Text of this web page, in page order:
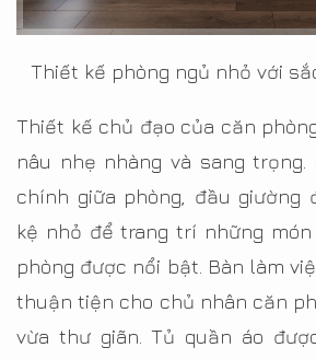
Thiết kế phòng ngủ nhỏ với
Thiết kế chủ đạo của căn
nâu nhẹ nhàng và sang trọng.
chính giữa phòng, đầu giường
kệ nhỏ để trang trí những
phòng được nổi bật. Bàn làm
thuận tiện cho chủ nhân căn
vừa thư giãn. Tủ quần áo